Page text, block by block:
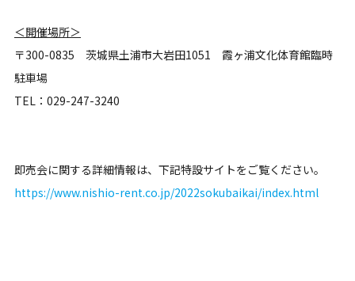
＜開催場所＞
〒300-0835 茨城県土浦市大岩田1051 霞ヶ浦文化体育館臨時
駐車場
TEL：029-247-3240
即売会に関する詳細情報は、下記特設サイトをご覧ください。
https://www.nishio-rent.co.jp/2022sokubaikai/index.html